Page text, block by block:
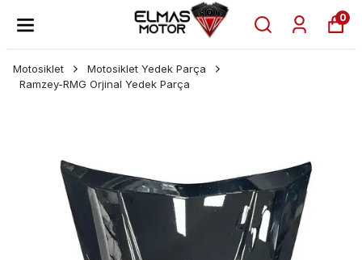
0
Motosiklet
Motosiklet Yedek Parça
Ramzey-RMG Orjinal Yedek Parça